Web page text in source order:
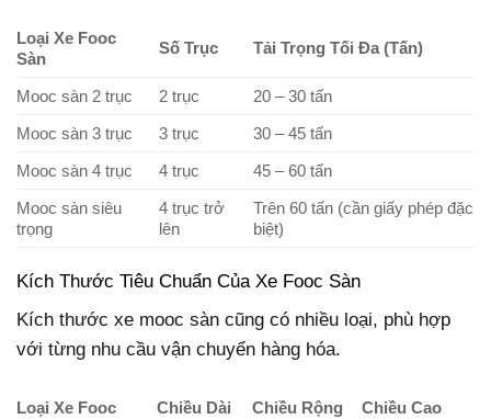
Loại Xe Fooc
Sàn
Số Trục Tải Trọng Tối Đa (Tấn)
Mooc sàn 2 trục 2 trục
20 – 30 tấn
Mooc sàn 3 trục
3 trục
30 – 45 tấn
Mooc sàn 4 trục
4 trục
45 – 60 tấn
Mooc sàn siêu
trọng
4 trục trở
lên
Trên 60 tấn (cần giấy phép đặc
biệt)
Kích Thước Tiêu Chuẩn Của Xe Fooc Sàn
Kích thước xe mooc sàn cũng có nhiều loại, phù hợp
với từng nhu cầu vận chuyển hàng hóa.
Loại Xe Fooc
Chiều Dài
Chiều Rộng
Chiều Cao